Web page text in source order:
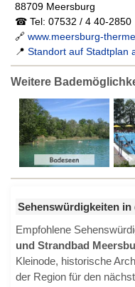
88709 Meersburg
☎ Tel: 07532 / 4 40-2850
🔗 www.meersburg-
📍 Standort auf Stadtplan
Weitere
Sehenswürdigkeiten
Empfohlene
und Strandbad
Kleinode, historische
der Region für den